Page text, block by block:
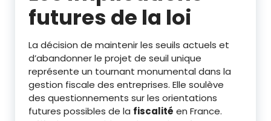
futures de la loi
La décision de maintenir les seuils actuels et
d’abandonner le projet de seuil unique
représente un tournant monumental dans la
gestion fiscale des entreprises. Elle soulève
des questionnements sur les orientations
futures possibles de la fiscalité en France.